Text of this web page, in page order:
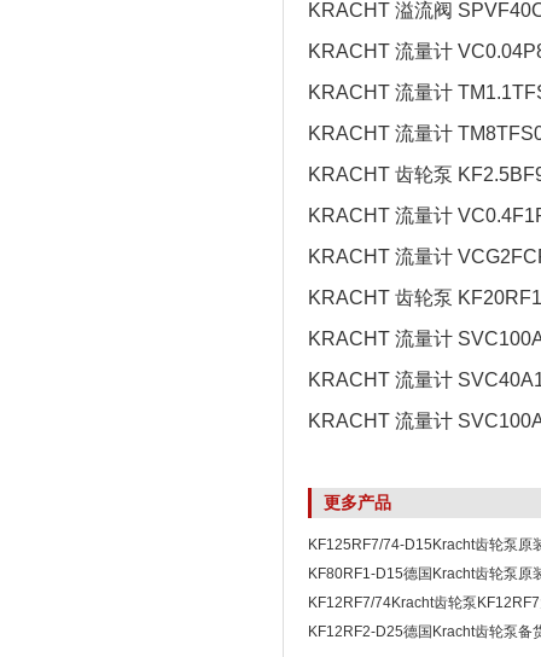
KRACHT 溢流阀
KRACHT 流量计
KRACHT 流量计
KRACHT 流量计
KRACHT 齿轮泵
KRACHT 流量计
KRACHT 流量计
KRACHT 齿轮泵
KRACHT 流量计
KRACHT 流量计
KRACHT 流量计
更多产品
KF125RF7/74-D15Kracht齿轮泵原
大量现货技术全面
KF80RF1-D15德国Kracht齿轮泵原
1周内交货
KF12RF7/74Kracht齿轮泵
1周发货
KF12RF2-D25德国Kracht齿轮泵备